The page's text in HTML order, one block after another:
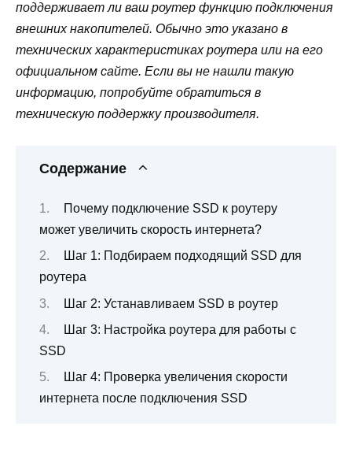
поддерживает ли ваш роутер функцию подключения
внешних накопителей. Обычно это указано в
технических характеристиках роутера или на его
официальном сайте. Если вы не нашли такую
информацию, попробуйте обратиться в
техническую поддержку производителя.
Содержание
Почему подключение SSD к роутеру
может увеличить скорость интернета?
Шаг 1: Подбираем подходящий SSD для
роутера
Шаг 2: Устанавливаем SSD в роутер
Шаг 3: Настройка роутера для работы с
SSD
Шаг 4: Проверка увеличения скорости
интернета после подключения SSD